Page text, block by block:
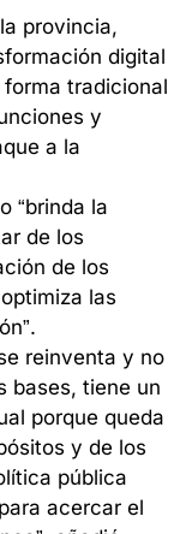
provincia,
digital
tradicional
y
a la
“brinda la
de los
de los
las
reinventa y no
bases, tiene un
porque queda
y de los
pública
acercar el